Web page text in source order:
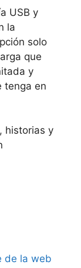
USB y
la
solo
que
y
tenga en
historias y
de la web